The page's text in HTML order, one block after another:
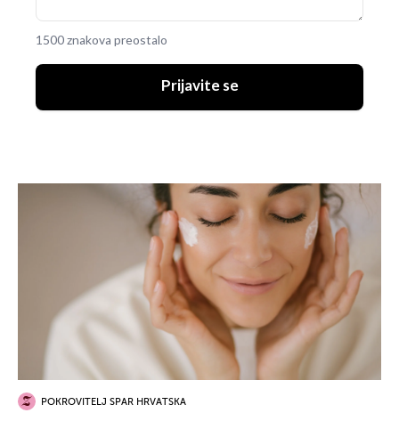
1500 znakova preostalo
Prijavite se
POKROVITELJ SPAR HRVATSKA